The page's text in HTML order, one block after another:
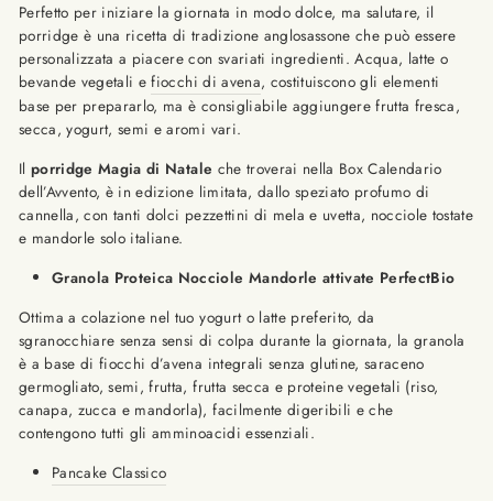
Perfetto per iniziare la giornata in modo dolce, ma salutare, il
porridge è una ricetta di tradizione anglosassone che può essere
personalizzata a piacere con svariati ingredienti. Acqua, latte o
bevande vegetali efiocchi di avena, costituiscono gli elementi
base per prepararlo, ma è consigliabile aggiungere frutta fresca,
secca, yogurt, semi e aromi vari.
Ilporridge Magia di Natale che troverai nella Box Calendario
dell’Avvento, è in edizione limitata, dallo speziato profumo di
cannella, con tanti dolci pezzettini di mela e uvetta, nocciole tostate
e mandorle solo italiane.
Granola Proteica Nocciole Mandorle attivate PerfectBio
Ottima a colazione nel tuo yogurt o latte preferito, da
sgranocchiare senza sensi di colpa durante la giornata, la granola
è a base di fiocchi d’avena integrali senza glutine, saraceno
germogliato, semi, frutta, frutta secca e proteine vegetali (riso,
canapa, zucca e mandorla), facilmente digeribili e che
contengono tutti gli amminoacidi essenziali.
Pancake Classico